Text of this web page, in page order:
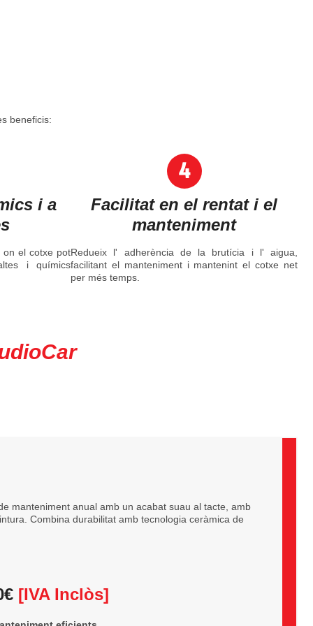
beneficis:
i a
on el cotxe pot
i químics
Facilitat en el rentat i el
manteniment
Redueix l' adherència de la brutícia i l' aigua,
facilitant el manteniment i mantenint el cotxe net
per més temps.
manteniment anual amb un acabat suau al tacte, amb
Combina durabilitat amb tecnologia ceràmica de
[IVA Inclòs]